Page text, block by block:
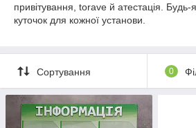
привітування, torave й атестація.
куточок для кожної установи.
Сортування 0